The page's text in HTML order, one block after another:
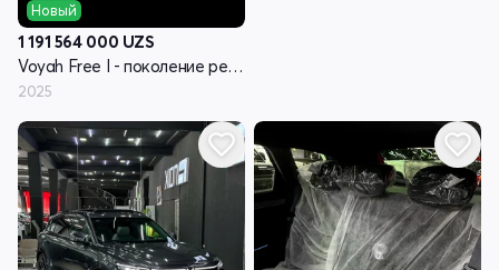
Новый
1 191 564 000 UZS
Voyah Free I - поколение рестайлинг
2025